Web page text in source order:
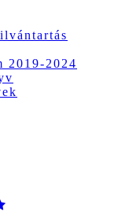
2019-2024